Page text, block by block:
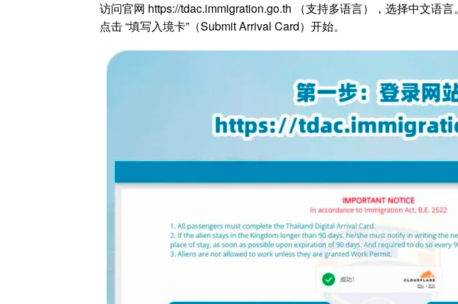
访问官网 https://tdac.immigration.go.th （支持多语言），选择中文语言。
点击 “填写入境卡”（Submit Arrival Card）开始。